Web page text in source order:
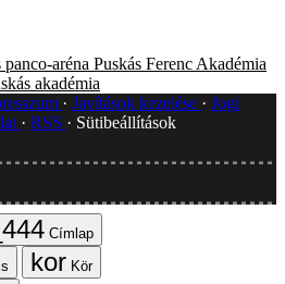
panco-aréna Puskás Ferenc Akadémia
akadémia
Javítások kezelése
Jogi
RSS
Sütibeállítások
Címlap
Kör